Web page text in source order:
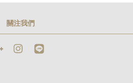
關注我們
Google Instagram